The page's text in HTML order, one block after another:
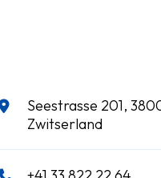
Seestrasse 201,
Zwitserland